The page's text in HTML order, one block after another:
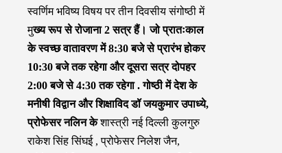
स्वर्णिम भविष्य विषय पर तीन दिवसीय संगोष्ठी में
मुख्य रूप से रोजाना 2 सत्र हैं। जो प्रातःकाल
के स्वच्छ वातावरण में 8:30 बजे से प्रारंभ होकर
10:30 बजे तक रहेगा और दूसरा सत्र दोपहर
2:00 बजे से 4:30 तक रहेगा . गोष्ठी में देश के
मनीषी विद्वान और शिक्षाविद डॉ जयकुमार उपाध्ये,
प्रोफेसर नलिन केशास्त्री नई दिल्ली कुलगुरु
राकेश सिंह सिंघई , प्रोफेसर निलेश जैन,